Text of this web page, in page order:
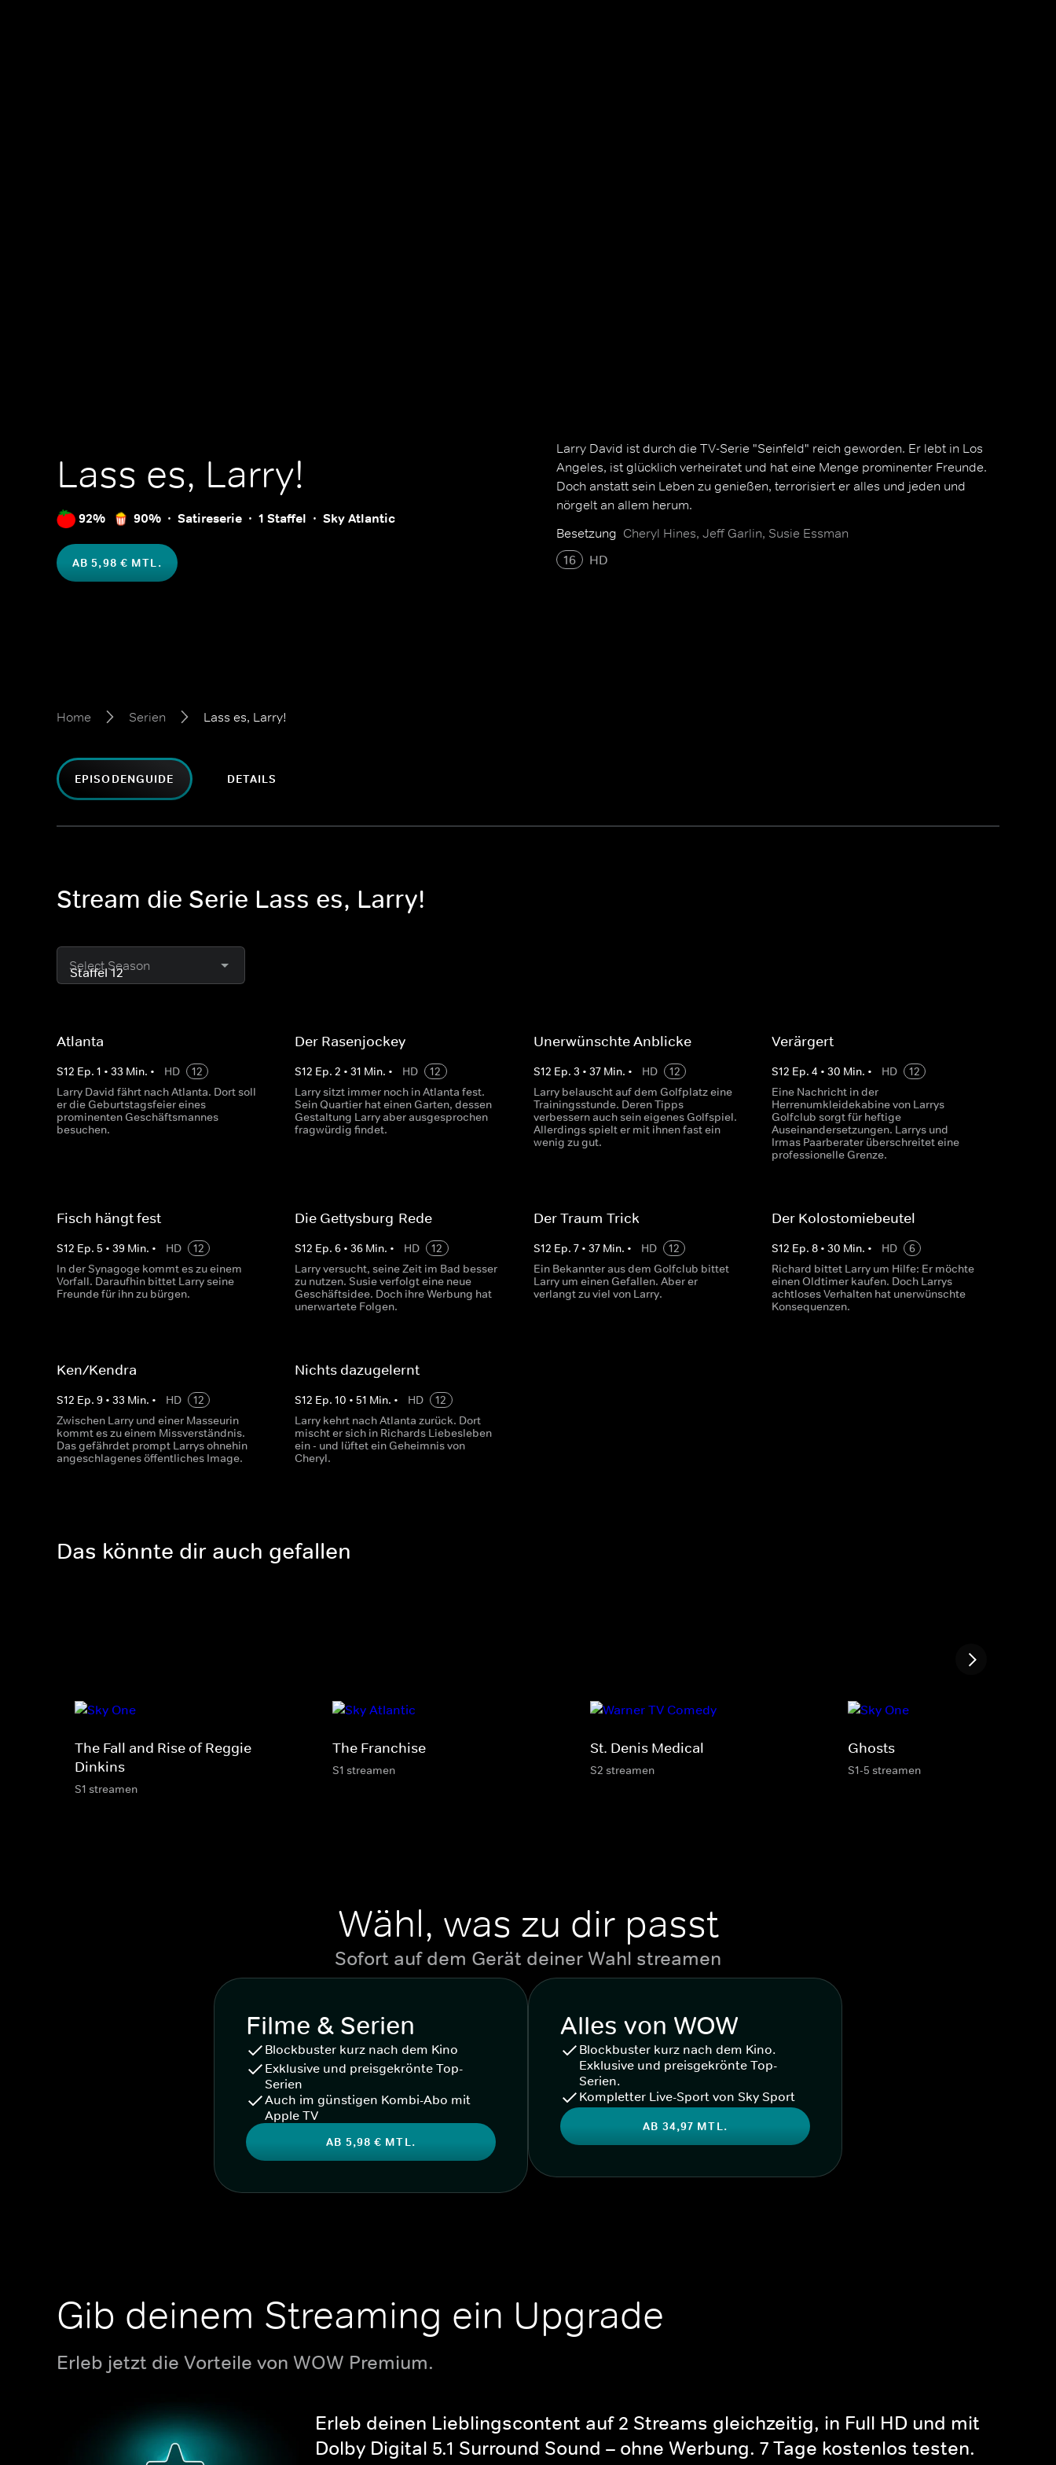
Lass es, Larry!
92% 90% Satireserie 1 Staffel Sky Atlantic
AB 5,98 € MTL.
Larry David ist durch die TV-Serie "Seinfeld" reich geworden. Er lebt in Los
Angeles, ist glücklich verheiratet und hat eine Menge prominenter Freunde.
Doch anstatt sein Leben zu genießen, terrorisiert er alles und jeden und
nörgelt an allem herum.
Besetzung Cheryl Hines, Jeff Garlin, Susie Essman
16
HD
Home Serien Lass es, Larry!
EPISODENGUIDE DETAILS
Stream die Serie Lass es, Larry!
Select Season
Atlanta
S12 Ep. 1 • 33 Min. • HD
12
Larry David fährt nach Atlanta. Dort soll
er die Geburtstagsfeier eines
prominenten Geschäftsmannes
besuchen.
Der Rasenjockey
S12 Ep.2 •31 Min. • HD
12
Larry sitzt immer noch in Atlanta fest.
Sein Quartier hat einen Garten, dessen
Gestaltung Larry aber ausgesprochen
fragwürdig findet.
Unerwünschte Anblicke
S12 Ep. 3 • 37Min. • HD
12
Larry belauscht auf dem Golfplatz eine
Trainingsstunde. Deren Tipps
verbessern auch sein eigenes Golfspiel.
Allerdings spielt er mit ihnen fast ein
wenig zu gut.
Verärgert
S12 Ep. 4 • 30 Min. • HD
12
Eine Nachricht in der
Herrenumkleidekabine von Larrys
Golfclub sorgt für heftige
Auseinandersetzungen. Larrys und
Irmas Paarberater überschreitet eine
professionelle Grenze.
Fisch hängt fest
S12 Ep. 5 • 39 Min. • HD
12
In der Synagoge kommt es zu einem
Vorfall. Daraufhin bittet Larry seine
Freunde für ihn zu bürgen.
Die Gettysburg-Rede
S12 Ep.6 •36 Min. • HD
12
Larry versucht, seine Zeit im Bad besser
zu nutzen. Susie verfolgt eine neue
Geschäftsidee. Doch ihre Werbung hat
unerwartete Folgen.
Der Traum-Trick
S12 Ep. 7• 37Min. • HD
12
Ein Bekannter aus dem Golfclub bittet
Larry um einen Gefallen. Aber er
verlangt zu viel von Larry.
Der Kolostomiebeutel
S12 Ep. 8• 30 Min. • HD
6
Richard bittet Larry um Hilfe: Er möchte
einen Oldtimer kaufen. Doch Larrys
achtloses Verhalten hat unerwünschte
Konsequenzen.
Ken/Kendra
S12 Ep. 9 • 33 Min. • HD
12
Zwischen Larry und einer Masseurin
kommt es zu einem Missverständnis.
Das gefährdet prompt Larrys ohnehin
angeschlagenes öffentliches Image.
Nichts dazugelernt
S12 Ep.10 • 51 Min. • HD
12
Larry kehrt nach Atlanta zurück. Dort
mischt er sich in Richards Liebesleben
ein - und lüftet ein Geheimnis von
Cheryl.
Das könnte dir auch gefallen
The Fall and Rise of Reggie
Dinkins
S1 streamen
The Franchise
S1 streamen
St. Denis Medical
S2 streamen
Ghosts
S1-5 streamen
Wähl, was zu dir passt
Sofort auf dem Gerät deiner Wahl streamen
Filme & Serien
Blockbuster kurz nach dem Kino
Exklusive und preisgekrönte Top-
Serien
Auch im günstigen Kombi-Abo mit
Apple TV
AB 5,98 € MTL.
Alles von WOW
Blockbuster kurz nach dem Kino.
Exklusive und preisgekrönte Top-
Serien.
Kompletter Live-Sport von Sky Sport
AB 34,97 MTL.
Gib deinem Streaming ein Upgrade
Erleb jetzt die Vorteile von WOW Premium.
Erleb deinen Lieblingscontent auf 2 Streams gleichzeitig, in Full HD und mit
Dolby Digital 5.1 Surround Sound – ohne Werbung. 7 Tage kostenlos testen.